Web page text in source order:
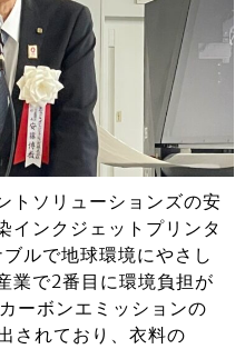
トソリューションズの安
インクジェットプリンタ
ルで地球環境にやさし
業で2番目に環境負担が
ーボンエミッションの
されており、衣料の